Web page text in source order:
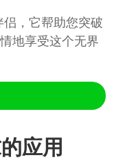
，它帮助您突破
地享受这个无界
应用